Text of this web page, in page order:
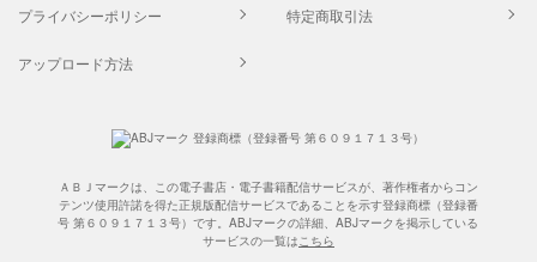
プライバシーポリシー 特定商取引法
アップロード方法
ＡＢＪマークは、この電子書店・電子書籍配信サービスが、著作権者からコン
テンツ使用許諾を得た正規版配信サービスであることを示す登録商標（登録番
号 第６０９１７１３号）です。ABJマークの詳細、ABJマークを掲示している
サービスの一覧はこちら